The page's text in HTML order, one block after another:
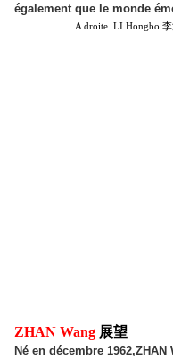
également que le monde
A droite LI Hongbo
ZHAN Wang 展望
Né en décembre 1962,ZHAN